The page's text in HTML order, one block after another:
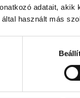
adatait,
használt más